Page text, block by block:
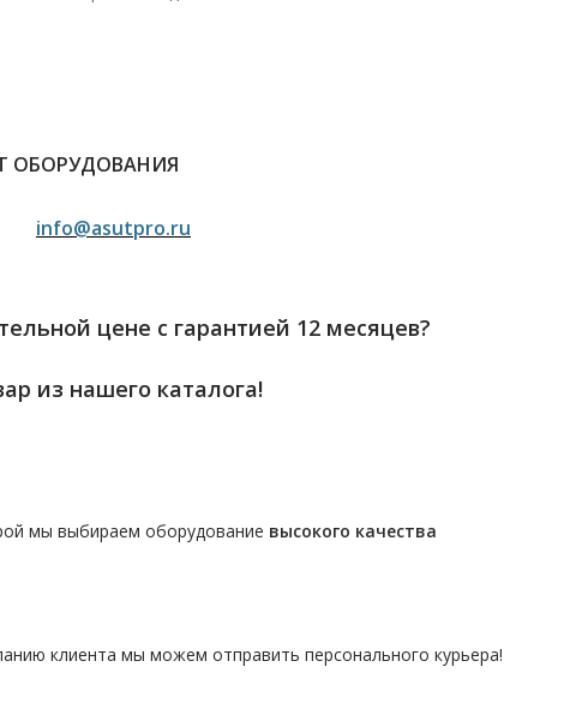
ОБОРУДОВАНИЯ
info@asutpro.ru
цене с гарантией 12 месяцев?
из нашего каталога!
мы выбираем оборудование высокого качества
клиента мы можем отправить персонального курьера!